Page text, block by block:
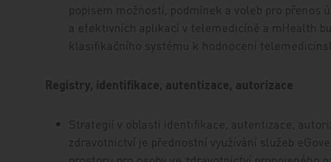
popisem možností, podmínek a voleb pro přenos
a efektivních aplikací v telemedicíně a mHealth
klasifikačního systému k hodnocení
Registry, identifikace, autentizace, autorizace
Strategií v oblasti identifikace, autentizace,
zdravotnictví je přednostní využívání služeb